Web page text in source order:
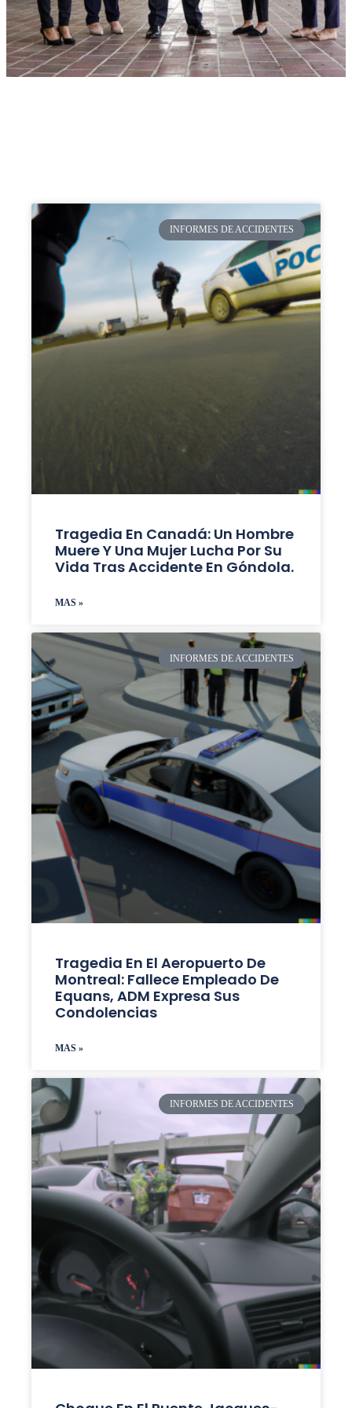
INFORMES DE ACCIDENTES
Tragedia En Canadá: Un Hombre
Muere Y Una Mujer Lucha Por Su
Vida Tras Accidente En Góndola.
MAS »
INFORMES DE ACCIDENTES
Tragedia En El Aeropuerto De
Montreal: Fallece Empleado De
Equans, ADM Expresa Sus
Condolencias
MAS »
INFORMES DE ACCIDENTES